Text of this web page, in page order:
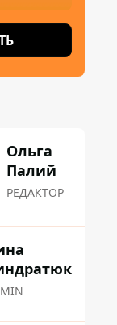
Ольга
Палий
РЕДАКТОР